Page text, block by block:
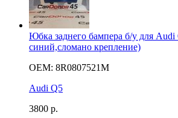
Юбка заднего бампера б/у для
синий,сломано крепление)
OEM: 8R0807521M
Audi Q5
3800 р.